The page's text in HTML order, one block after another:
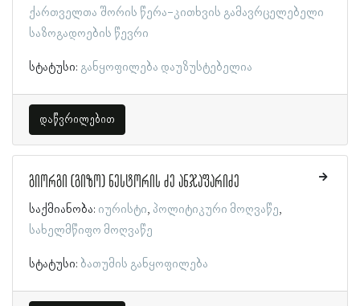
ქართველთა შორის წერა-კითხვის გამავრცელებელი
საზოგადოების წევრი
სტატუსი: განყოფილება დაუზუსტებელია
დაწვრილებით
გიორგი (გიზო) ნესტორის ძე ანჯაფარიძე
საქმიანობა: იურისტი პოლიტიკური მოღვაწე
სახელმწიფო მოღვაწე
სტატუსი: ბათუმის განყოფილება